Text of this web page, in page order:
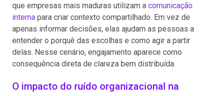
que empresas mais maduras utilizam a comunicação
interna para criar contexto compartilhado. Em vez de
apenas informar decisões, elas ajudam as pessoas a
entender o porquê das escolhas e como agir a partir
delas. Nesse cenário, engajamento aparece como
consequência direta de clareza bem distribuída.
O impacto do ruído organizacional na